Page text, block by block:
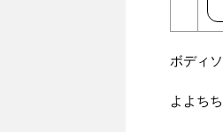
ボディ
よよち